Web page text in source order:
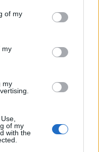
of my
my
my
of my
with the
policy